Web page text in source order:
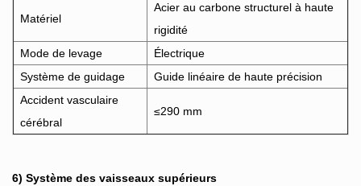
Matériel
Acier au carbone structurel à haute
rigidité
Mode de levage
Électrique
Système de guidage
Guide linéaire de haute précision
Accident vasculaire
cérébral
≤290 mm
6) Système des vaisseaux supérieurs